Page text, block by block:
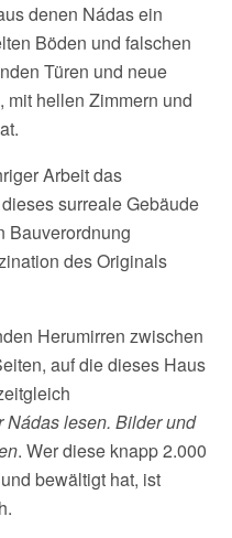
denen Nádas ein
Böden und falschen
Türen und neue
hellen Zimmern und
Arbeit das
surreale Gebäude
Bauverordnung
des Originals
Herumirren zwischen
auf die dieses Haus
Nádas lesen. Bilder und
. Wer diese knapp 2.000
bewältigt hat, ist